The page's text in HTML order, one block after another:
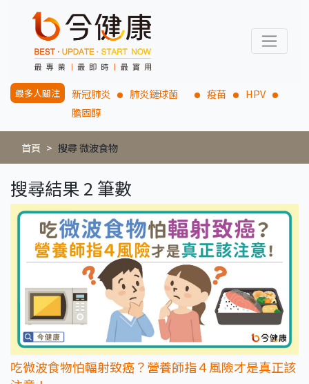
最多人關注 新冠肺炎 肺炎鏈球菌 疫苗
HPV
膽固醇
首頁 搜尋 微波食物
搜尋結果 2 筆數
吃微波食物怕輻射致癌？營養師指４風險才是真正該